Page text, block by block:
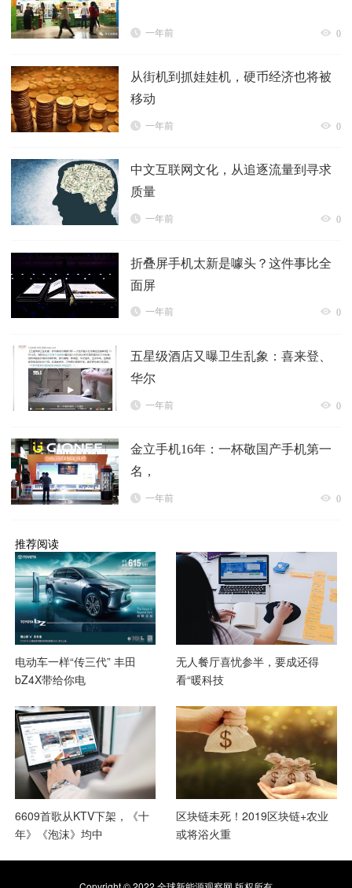
一年前 0
从街机到抓娃娃机，硬币经济也将被
移动
一年前 0
中文互联网文化，从追逐流量到寻求
质量
一年前 0
折叠屏手机太新是噱头？这件事比全
面屏
一年前 0
五星级酒店又曝卫生乱象：喜来登、
华尔
一年前 0
金立手机16年：一杯敬国产手机第一
名，
一年前 0
推荐阅读
电动车一样“传三代” 丰田
bZ4X带给你电
无人餐厅喜忧参半，要成还得
看“暖科技
6609首歌从KTV下架，《十
年》《泡沫》均中
区块链未死！2019区块链+农业
或将浴火重